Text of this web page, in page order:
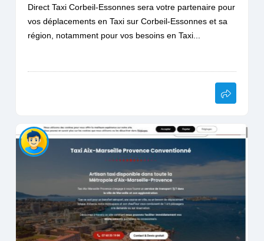
Direct Taxi Corbeil-Essonnes sera votre partenaire pour
vos déplacements en Taxi sur Corbeil-Essonnes et sa
région, notamment pour vos besoins en Taxi...